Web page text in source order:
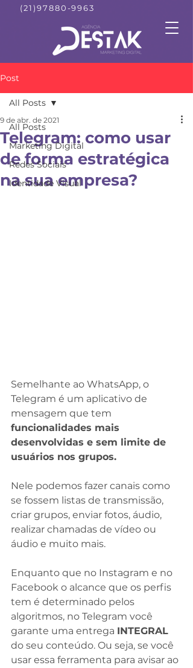
(21)97880-9963
Post
All Posts
Marketing Digital
Redes Sociais
Identidade Visual
All Posts
Telegram: como usar
de forma estratégica
na sua empresa?
9 de abr. de 2021
Semelhante ao WhatsApp, o
Telegram é um aplicativo de
mensagem que tem
funcionalidades mais
desenvolvidas e sem limite de
usuários nos grupos.
Nele podemos fazer canais como
se fossem listas de transmissão,
criar grupos, enviar fotos, áudio,
realizar chamadas de vídeo ou
áudio e muito mais.
Enquanto que no Instagram e no
Facebook o alcance que os perfis
tem é determinado pelos
algoritmos, no Telegram você
garante uma entrega INTEGRAL
do seu conteúdo. Ou seja, se você
usar essa ferramenta para avisar ao